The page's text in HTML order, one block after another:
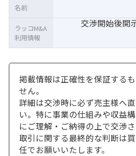
交渉開始後開
名前
ラッコM&A
利用情報
掲載情報は正確性を保証する
せん。
詳細は交渉時に必ず売主様へ
い。特に事業の仕組みや収益
にご理解・ご納得の上で交渉さ
取引に関する最終的な判断は
任でお願いいたします。